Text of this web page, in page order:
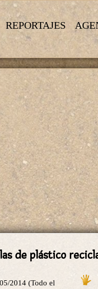
REPORTAJES
de plástico
2014 (Todo el